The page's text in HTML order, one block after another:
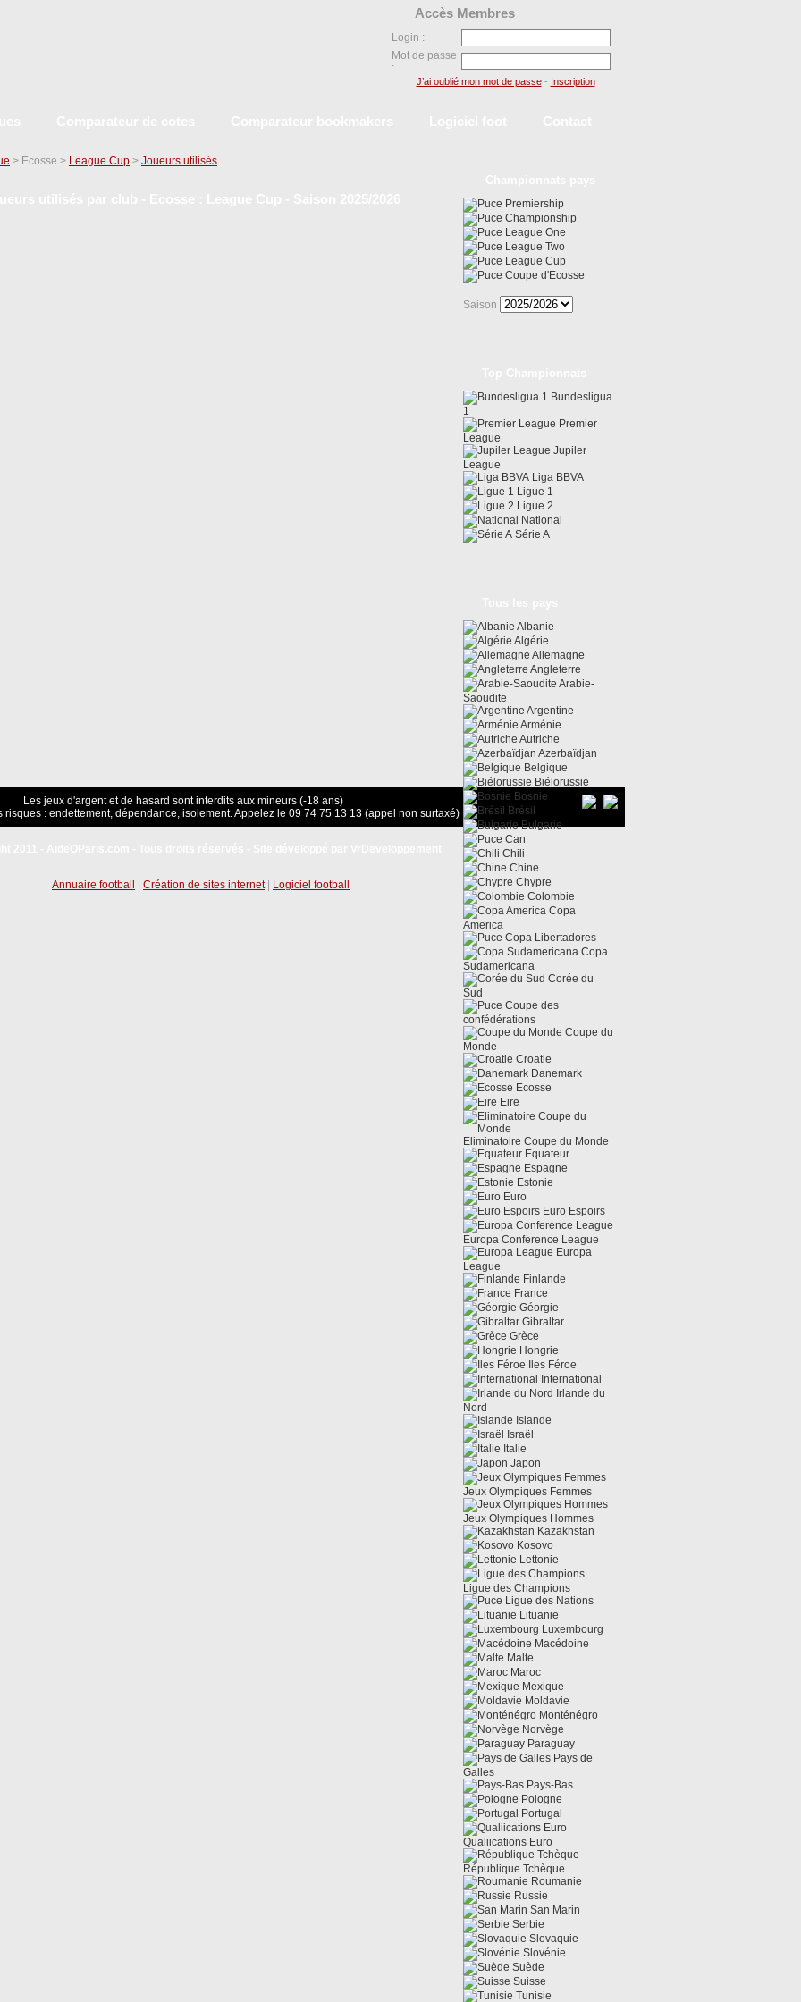
> Ecosse > League Cup > Joueurs utilisés
Premiership
Championship
League One
League Two
League Cup
Coupe d'Ecosse
Saison
Bundesligua
1
Premier
League
Jupiler
League
Liga BBVA
Ligue 1
Ligue 2
National
Série A
Albanie
Algérie
Allemagne
Angleterre
Arabie-
Saoudite
Argentine
Arménie
Autriche
Azerbaïdjan
Belgique
Biélorussie
Bosnie
Brésil
Bulgarie
Can
Chili
Chine
Chypre
Colombie
Copa
America
Copa Libertadores
Copa
Sudamericana
Corée du
Sud
Coupe des
confédérations
Coupe du
Monde
Croatie
Danemark
Ecosse
Eire
Eliminatoire Coupe du Monde
Equateur
Espagne
Estonie
Euro
Euro Espoirs
Europa Conference League
Europa
League
Finlande
France
Géorgie
Gibraltar
Grèce
Hongrie
Iles Féroe
International
Irlande du
Nord
Islande
Israël
Italie
Japon
Jeux Olympiques Femmes
Jeux Olympiques Hommes
Kazakhstan
Kosovo
Lettonie
Ligue des Champions
Ligue des Nations
Lituanie
Luxembourg
Macédoine
Malte
Maroc
Mexique
Moldavie
Monténégro
Norvège
Paraguay
Pays de
Galles
Pays-Bas
Pologne
Portugal
Qualiications Euro
République Tchèque
Roumanie
Russie
San Marin
Serbie
Slovaquie
Slovénie
Suède
Suisse
Tunisie
Les jeux d'argent et de hasard sont interdits aux mineurs (-18 ans)
risques : endettement, dépendance, isolement. Appelez le 09 74 75 13 13 (appel non surtaxé)
Annuaire football Création de sites internet| Logiciel football
Accès Membres
Login :
Mot de passe
:
J’ai oublié mon mot de passe- Inscription